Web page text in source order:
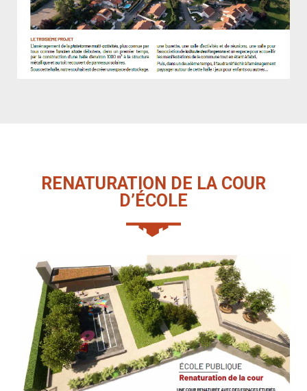
RENA­TU­RA­TION DE LA COUR
D’ÉCOLE